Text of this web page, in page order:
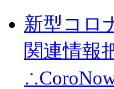
新型コロ
関連情報